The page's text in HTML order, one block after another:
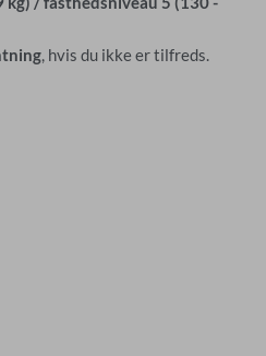
, hvis du ikke er tilfreds.